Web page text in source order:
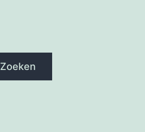
Zoeken